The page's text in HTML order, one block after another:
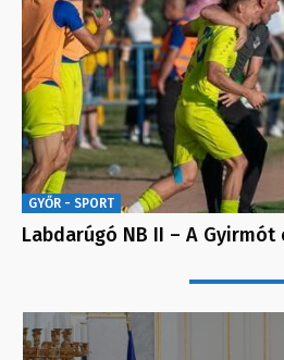
GYŐR - SPORT
Labdarúgó NB II – A